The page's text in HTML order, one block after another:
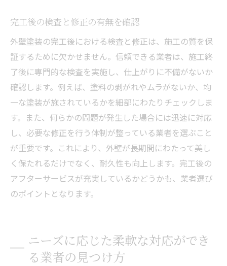
完工後の検査と修正の有無を確認
外壁塗装の完工後における検査と修正は、施工の質を保
証するために欠かせません。信頼できる業者は、施工終
了後に専門的な検査を実施し、仕上がりに不備がないか
確認します。例えば、塗料の剥がれやムラがないか、均
一な塗装が施されているかを細部にわたりチェックしま
す。また、何らかの問題が発生した場合には迅速に対応
し、必要な修正を行う体制が整っている業者を選ぶこと
が重要です。これにより、外壁が長期間にわたって美し
く保たれるだけでなく、耐久性も向上します。完工後の
アフターサービスが充実しているかどうかも、業者選び
のポイントとなります。
ニーズに応じた柔軟な対応ができ
る業者の見つけ方